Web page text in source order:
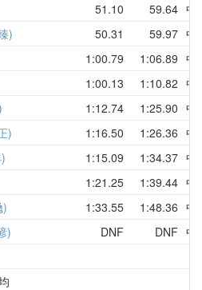
51.10 59.64 中
) 50.31 59.97 中
1:00.79 1:06.89 中
1:00.13 1:10.82 中
1:12.74 1:25.90 中
) 1:16.50 1:26.36 中
1:15.09 1:34.37 中
1:21.25 1:39.44 中
) 1:33.55 1:48.36 中
) DNF DNF 中